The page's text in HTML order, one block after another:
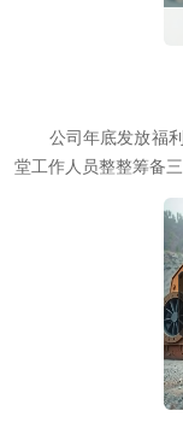
公司年底发放福利
堂工作人员整整筹备